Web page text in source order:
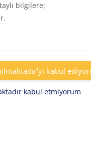
bilgilere;
kabul
kabul etmiyorum